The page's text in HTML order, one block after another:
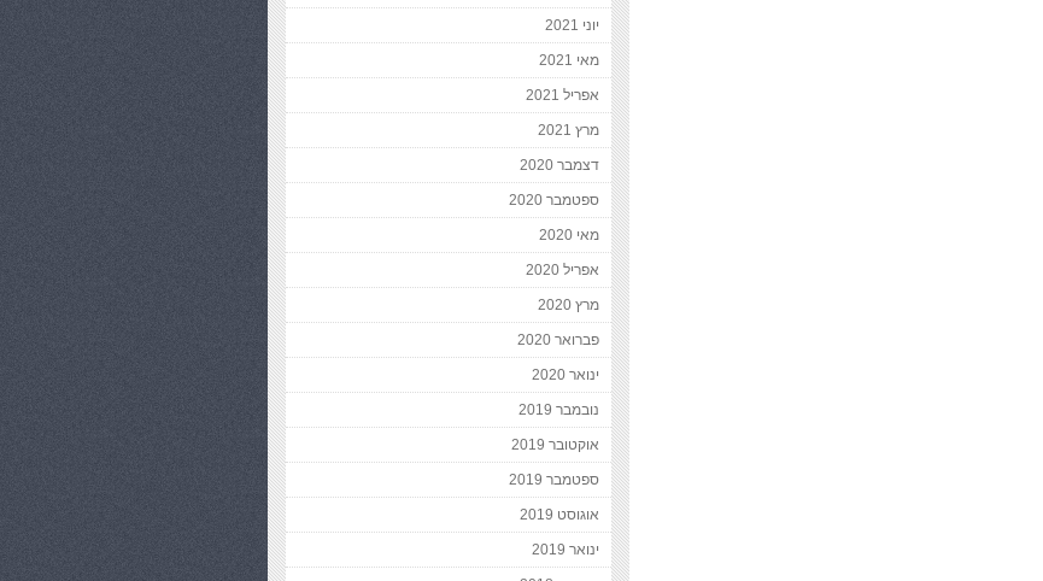
יוני 2021
מאי 2021
אפריל 2021
מרץ 2021
דצמבר 2020
ספטמבר 2020
מאי 2020
אפריל 2020
מרץ 2020
פברואר 2020
ינואר 2020
נובמבר 2019
אוקטובר 2019
ספטמבר 2019
אוגוסט 2019
ינואר 2019